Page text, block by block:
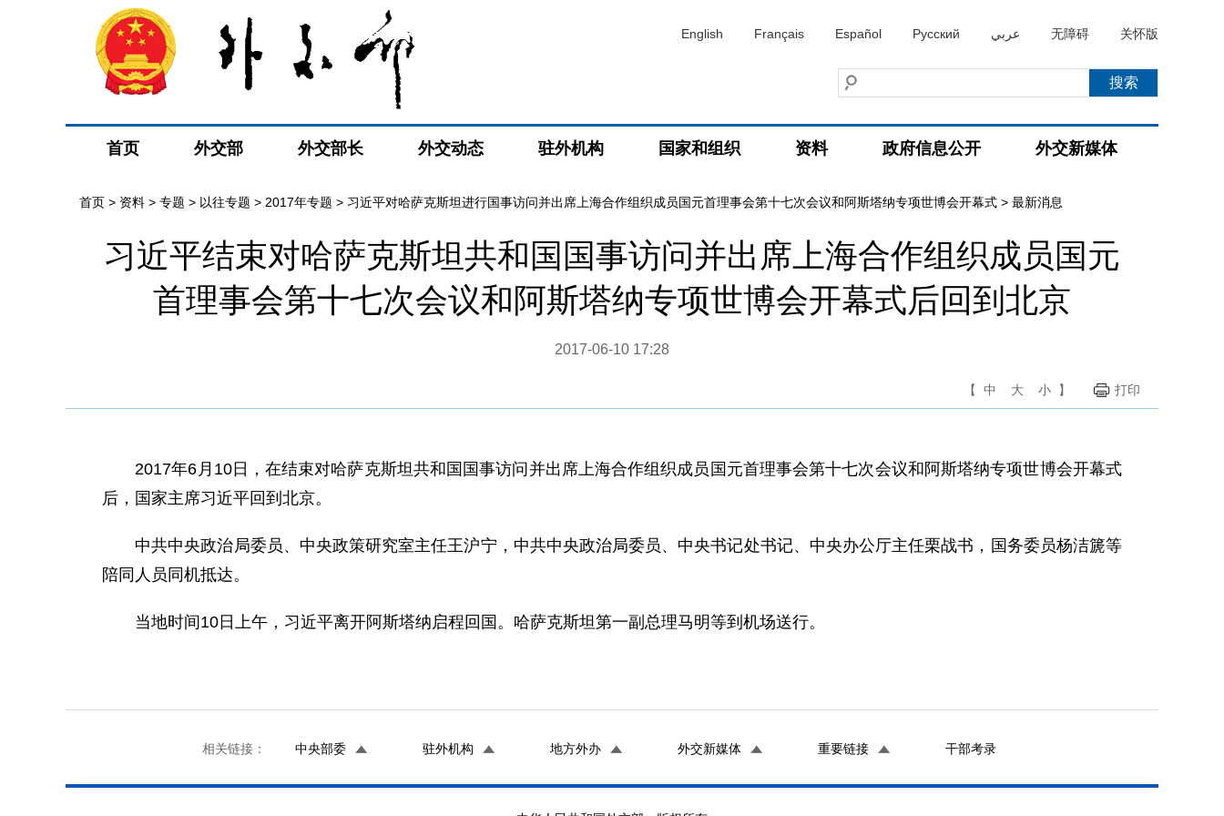
English Français Español Русский عربي 无障碍 关怀版
首页 外交部 外交部长 外交动态 驻外机构 国家和组织 资料 政府信息公开 外交新媒体
首页 > 资料 > 专题 > 以往专题 > 2017年专题 > 习近平对哈萨克斯坦进行国事访问并出席上海合作组织成员国元首理事会第十七次会议和阿斯塔纳专项世博会开幕式 > 最新消息
习近平结束对哈萨克斯坦共和国国事访问并出席上海合作组织成员国元
首理事会第十七次会议和阿斯塔纳专项世博会开幕式后回到北京
2017-06-10 17:28
【 中 大 小 】 打印
2017年6月10日，在结束对哈萨克斯坦共和国国事访问并出席上海合作组织成员国元首理事会第十七次会议和阿斯塔纳专项世博会开幕式
后，国家主席习近平回到北京。
中共中央政治局委员、中央政策研究室主任王沪宁，中共中央政治局委员、中央书记处书记、中央办公厅主任栗战书，国务委员杨洁篪等
陪同人员同机抵达。
当地时间10日上午，习近平离开阿斯塔纳启程回国。哈萨克斯坦第一副总理马明等到机场送行。
相关链接： 中央部委 驻外机构 地方外办 外交新媒体 重要链接 干部考录